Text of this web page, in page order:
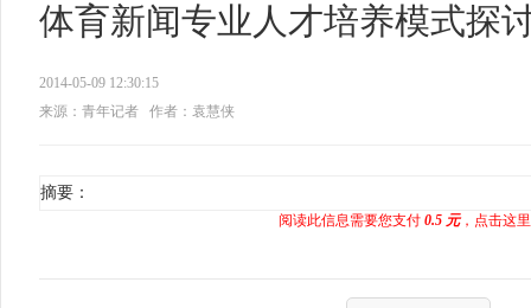
体育新闻专业人才培养模式探
2014-05-09 12:30:15
来源：青年记者
作者：袁慧侠
摘要：
阅读此信息需要您支付 0.5 元，点击这